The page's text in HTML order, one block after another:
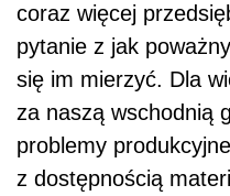
coraz więcej
pytanie z jak
się im mierzyć. Dla
za naszą wschodnią
problemy
z dostępnością